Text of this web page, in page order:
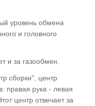
уровень обмена
и головного
и за газообмен.
сборки", центр
правая рука - левая
центр отвечает за